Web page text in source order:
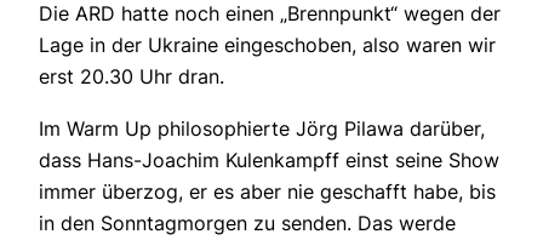
Die ARD hatte noch einen „Brennpunkt“ wegen der
Lage in der Ukraine eingeschoben, also waren wir
erst 20.30 Uhr dran.
Im Warm Up philosophierte Jörg Pilawa darüber,
dass Hans-Joachim Kulenkampff einst seine Show
immer überzog, er es aber nie geschafft habe, bis
in den Sonntagmorgen zu senden. Das werde